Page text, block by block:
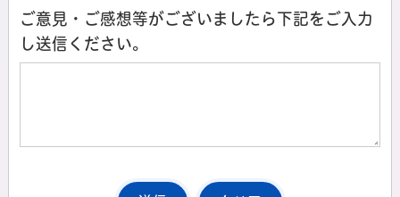
ご意見・ご感想等がございましたら下記をご入力
し送信ください。